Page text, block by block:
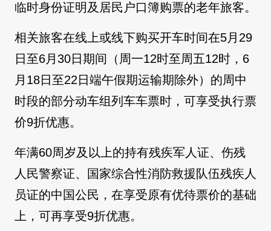
临时身份证明及居民户口簿购票的老年旅客。
相关旅客在线上或线下购买开车时间在5月29
日至6月30日期间（周一12时至周五12时，6
月18日至22日端午假期运输期除外）的周中
时段的部分动车组列车车票时，可享受执行票
价9折优惠。
年满60周岁及以上的持有残疾军人证、伤残
人民警察证、国家综合性消防救援队伍残疾人
员证的中国公民，在享受原有优待票价的基础
上，可再享受9折优惠。